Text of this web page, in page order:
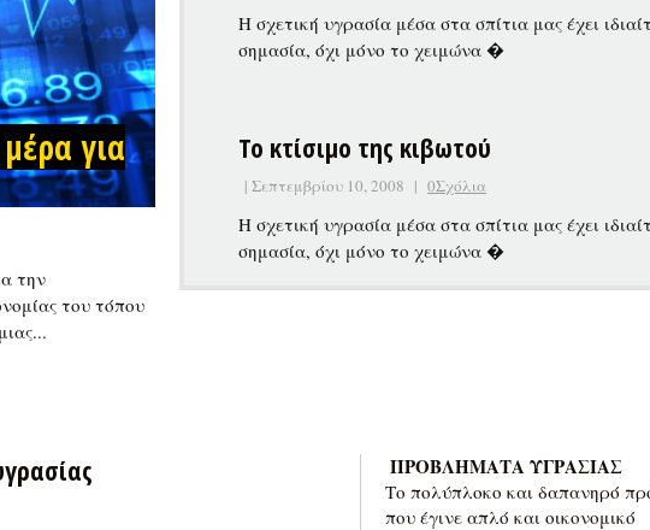
για
την
του τόπου
Η σχετική υγρασία μέσα στα σπίτια μας έχει
σημασία, όχι μόνο το χειμώνα �
Το κτίσιμο της κιβωτού
| Σεπτεμβρίου 10, 2008 | 0Σχόλια
Η σχετική υγρασία μέσα στα σπίτια μας έχει
σημασία, όχι μόνο το χειμώνα �
ΠΡΟΒΛΗΜΑΤΑ ΥΓΡΑΣΙΑΣ
Το πολύπλοκο και δαπανηρό
που έγινε απλό και οικονομικό